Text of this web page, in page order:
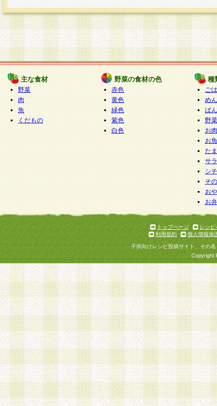
主な食材
野菜
肉
魚
くだもの
野菜の食材の色
赤色
黄色
緑色
紫色
白色
種
ご
めん
ぱん
野
お
お
た
サ
シ
そ
お
お
トップページ
レシピ
利用規約
個人情報保
子供向けレシピ投稿サイト、その
Copyright